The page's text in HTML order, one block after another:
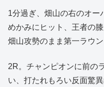
1分過ぎ、畑山の右のオー
めかみにヒット、王者の
畑山攻勢のまま第一ラウ
2R。チャンピオンに前の
い、打たれもろい反面驚